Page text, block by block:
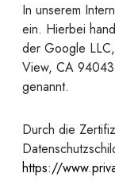
In unserem
ein. Hierbei
der Google
View, CA
genannt.
Durch die
https://